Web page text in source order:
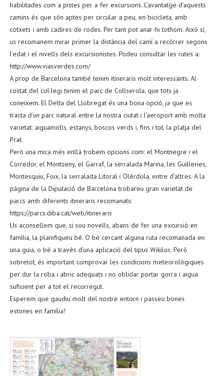
habilitades com a pistes per a fer excursions. L’avantatge d’aquests
camins és que són aptes per circular a peu, en bicicleta, amb
cotxets i amb cadires de rodes. Per tant pot anar-hi tothom. Això sí,
us recomanem mirar primer la distància del camí a recórrer segons
l’edat i el nivells dels excursionistes. Podeu consultar les rutes a:
http://www.viasverdes.com/
A prop de Barcelona també tenim itineraris molt interessants. Al
costat del col·legi tenim el parc de Collserola, que tots ja
coneixem. El Delta del Llobregat és una bona opció, ja que es
tracta d’un parc natural entre la nostra ciutat i l’aeroport amb molta
varietat: aiguamolls, estanys, boscos verds i, fins i tot, la platja del
Prat.
Però una mica més enllà trobem opcions com: el Montnegre i el
Corredor, el Montseny, el Garraf, la serralada Marina, les Guilleries,
Montesquiu, Foix, la serralada Litoral i Olèrdola, entre d’altres. A la
pàgina de la Diputació de Barcelona trobareu gran varietat de
parcs amb diferents itineraris recomanats:
https://parcs.diba.cat/web/itineraris
Us aconsellem que, si sou novells, abans de fer una excursió en
família, la planifiqueu bé. O bé cercant alguna ruta recomanada en
una guia, o bé a través d’una aplicació del tipus Wikiloc. Però
sobretot, és important comprovar les condicions meteorològiques
per dur la roba i abric adequats i no oblidar portar gorra i aigua
suficient per a tot el recorregut.
Esperem que gaudiu molt del nostre entorn i passeu bones
estones en família!